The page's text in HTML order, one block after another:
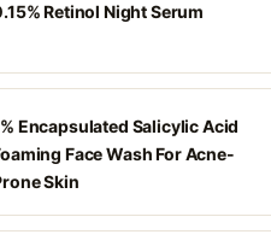
Retinol Night Serum
Encapsulated Salicylic Acid
Face Wash For Acne-
Skin